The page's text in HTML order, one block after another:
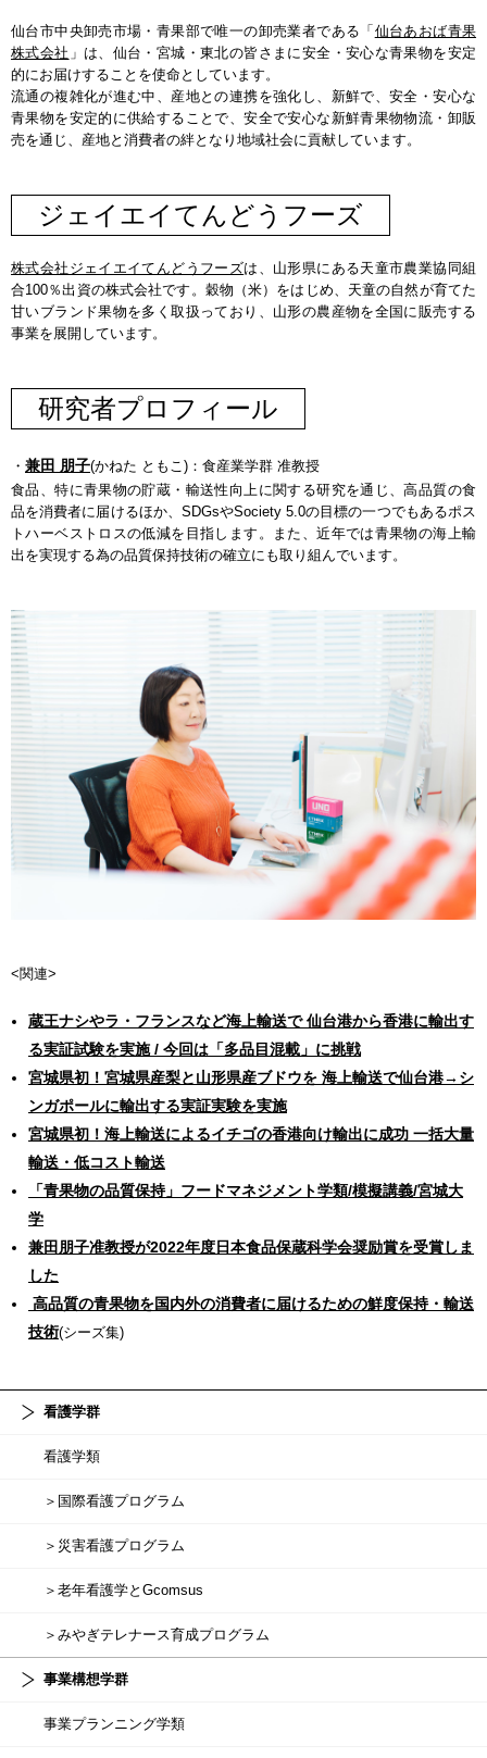
仙台市中央卸売市場・青果部で唯一の卸売業者である「仙台あおば青果
株式会社 」は、仙台・宮城・東北の皆さまに安全・安心な青果物を安定
的にお届けすることを使命としています。
流通の複雑化が進む中、産地との連携を強化し、新鮮で、安全・安心な
青果物を安定的に供給することで、安全で安心な新鮮青果物物流・卸販
売を通じ、産地と消費者の絆となり地域社会に貢献しています。
ジェイエイてんどうフーズ
株式会社ジェイエイてんどうフーズは、山形県にある天童市農業協同組
合100％出資の株式会社です。穀物（米）をはじめ、天童の自然が育てた
甘いブランド果物を多く取扱っており、山形の農産物を全国に販売する
事業を展開しています。
研究者プロフィール
・ 兼田 朋子(かねた ともこ)：食産業学群 准教授
食品、特に青果物の貯蔵・輸送性向上に関する研究を通じ、高品質の食
品を消費者に届けるほか、SDGsやSociety 5.0の目標の一つでもあるポス
トハーベストロスの低減を目指します。また、近年では青果物の海上輸
出を実現する為の品質保持技術の確立にも取り組んでいます。
<関連>
蔵王ナシやラ・フランスなど海上輸送で 仙台港から香港に輸出す
る実証試験を実施 / 今回は「多品目混載」に挑戦
宮城県初！宮城県産梨と山形県産ブドウを 海上輸送で仙台港→シ
ンガポールに輸出する実証実験を実施
宮城県初！海上輸送によるイチゴの香港向け輸出に成功 一括大量
輸送・低コスト輸送
「青果物の品質保持」フードマネジメント学類/模擬講義/宮城大
学
兼田朋子准教授が2022年度日本食品保蔵科学会奨励賞を受賞しま
した
高品質の青果物を国内外の消費者に届けるための鮮度保持・輸送
技術(シーズ集)
看護学群
看護学類
＞国際看護プログラム
＞災害看護プログラム
＞老年看護学とGcomsus
＞みやぎテレナース育成プログラム
事業構想学群
事業プランニング学類